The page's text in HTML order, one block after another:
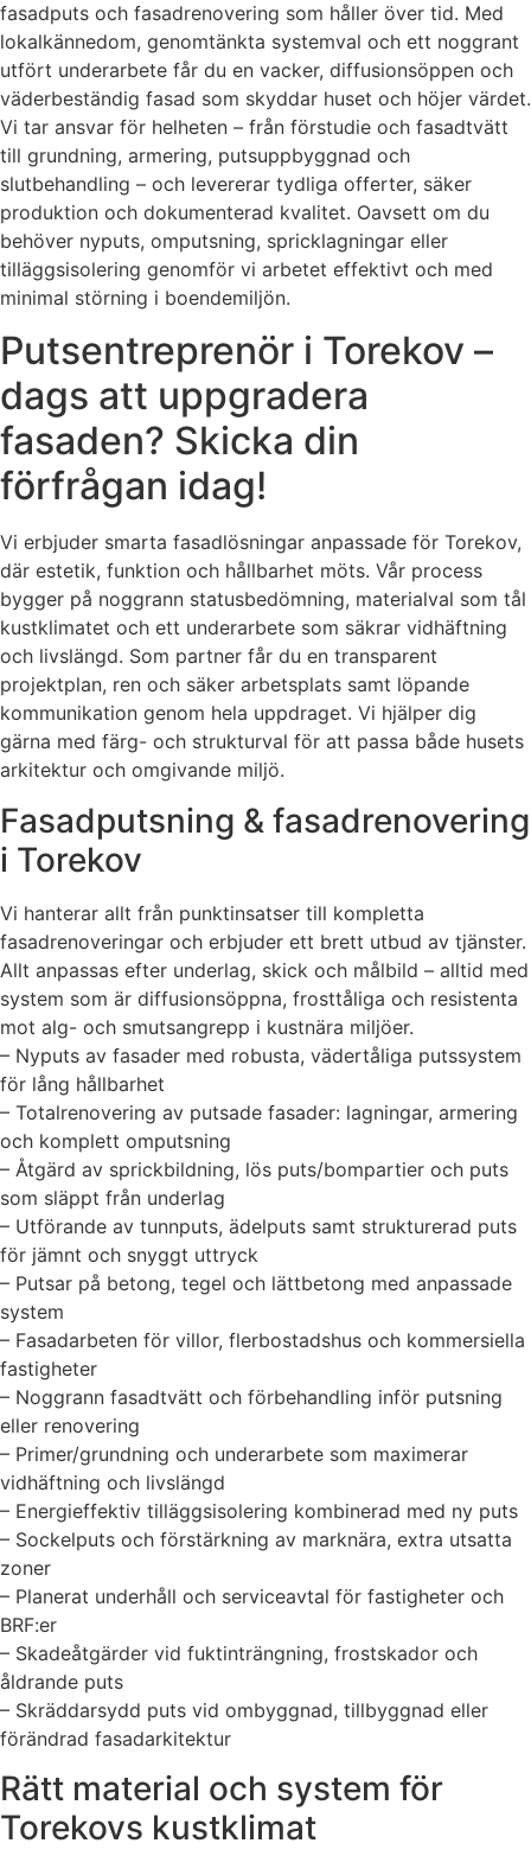
fasadputs och fasadrenovering som håller över tid. Med
lokalkännedom, genomtänkta systemval och ett noggrant
utfört underarbete får du en vacker, diffusionsöppen och
väderbeständig fasad som skyddar huset och höjer värdet.
Vi tar ansvar för helheten – från förstudie och fasadtvätt
till grundning, armering, putsuppbyggnad och
slutbehandling – och levererar tydliga offerter, säker
produktion och dokumenterad kvalitet. Oavsett om du
behöver nyputs, omputsning, spricklagningar eller
tilläggsisolering genomför vi arbetet effektivt och med
minimal störning i boendemiljön.
Putsentreprenör i Torekov –
dags att uppgradera
fasaden? Skicka din
förfrågan idag!
Vi erbjuder smarta fasadlösningar anpassade för Torekov,
där estetik, funktion och hållbarhet möts. Vår process
bygger på noggrann statusbedömning, materialval som tål
kustklimatet och ett underarbete som säkrar vidhäftning
och livslängd. Som partner får du en transparent
projektplan, ren och säker arbetsplats samt löpande
kommunikation genom hela uppdraget. Vi hjälper dig
gärna med färg- och strukturval för att passa både husets
arkitektur och omgivande miljö.
Fasadputsning & fasadrenovering
i Torekov
Vi hanterar allt från punktinsatser till kompletta
fasadrenoveringar och erbjuder ett brett utbud av tjänster.
Allt anpassas efter underlag, skick och målbild – alltid med
system som är diffusionsöppna, frosttåliga och resistenta
mot alg- och smutsangrepp i kustnära miljöer.
– Nyputs av fasader med robusta, vädertåliga putssystem
för lång hållbarhet
– Totalrenovering av putsade fasader: lagningar, armering
och komplett omputsning
– Åtgärd av sprickbildning, lös puts/bompartier och puts
som släppt från underlag
– Utförande av tunnputs, ädelputs samt strukturerad puts
för jämnt och snyggt uttryck
– Putsar på betong, tegel och lättbetong med anpassade
system
– Fasadarbeten för villor, flerbostadshus och kommersiella
fastigheter
– Noggrann fasadtvätt och förbehandling inför putsning
eller renovering
– Primer/grundning och underarbete som maximerar
vidhäftning och livslängd
– Energieffektiv tilläggsisolering kombinerad med ny puts
– Sockelputs och förstärkning av marknära, extra utsatta
zoner
– Planerat underhåll och serviceavtal för fastigheter och
BRF:er
– Skadeåtgärder vid fuktinträngning, frostskador och
åldrande puts
– Skräddarsydd puts vid ombyggnad, tillbyggnad eller
förändrad fasadarkitektur
Rätt material och system för
Torekovs kustklimat